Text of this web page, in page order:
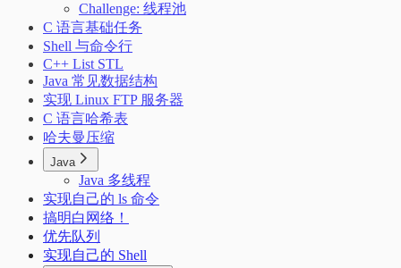
Challenge: 线程池
C 语言基础任务
Shell 与命令行
C++ List STL
Java 常见数据结构
实现 Linux FTP 服务器
C 语言哈希表
哈夫曼压缩
Java
Java 多线程
实现自己的 ls 命令
搞明白网络！
优先队列
实现自己的 Shell